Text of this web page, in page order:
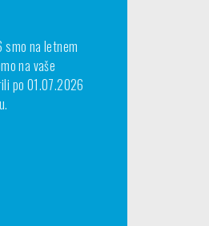
na letnem
na vaše
po 01.07.2026